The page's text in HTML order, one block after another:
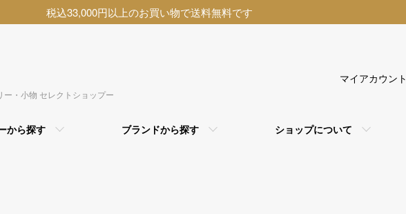
税込33,000円以上のお買い物で送料無料です
・小物 セレクトショップー
から探す ブランドから探す ショップについて
マイアカウント